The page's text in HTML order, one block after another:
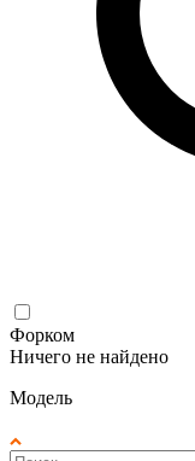
Форком
Ничего не найдено
Модель